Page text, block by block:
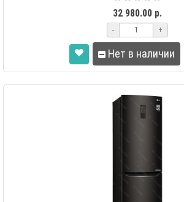
32 980.00 р.
- +
Нет в наличии